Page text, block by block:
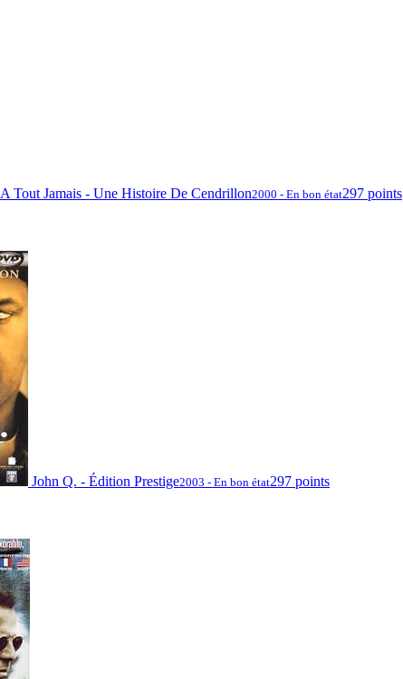
A Tout Jamais - Une Histoire De Cendrillon2000 - En bon état297 points
John Q. - Édition Prestige2003 - En bon état297 points